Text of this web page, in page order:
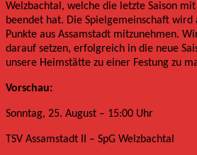
Welzbachtal, welche die letzte Saison
beendet hat. Die Spielgemeinschaft wird
Punkte aus Assamstadt mitzunehmen.
darauf setzen, erfolgreich in die neue
unsere Heimstätte zu einer Festung zu
Vorschau:
Sonntag, 25. August – 15:00 Uhr
TSV Assamstadt II – SpG Welzbachtal